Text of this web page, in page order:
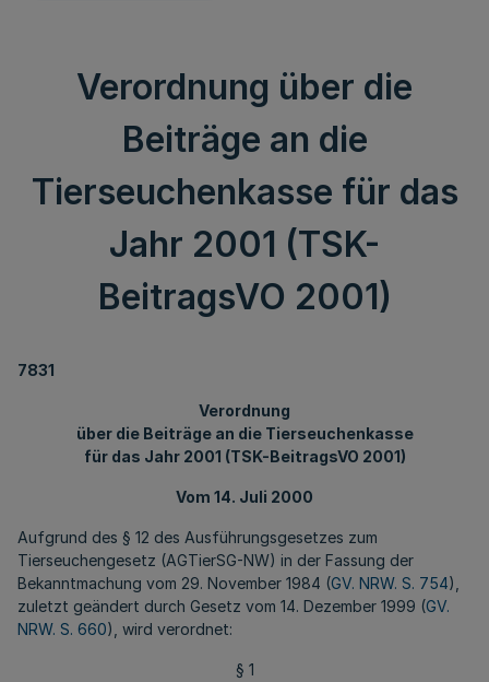
Verordnung über die
Beiträge an die
Tierseuchenkasse für das
Jahr 2001 (TSK-
BeitragsVO 2001)
7831
Verordnung
über die Beiträge an die Tierseuchenkasse
für das Jahr 2001 (TSK-BeitragsVO 2001)
Vom 14. Juli 2000
Aufgrund des § 12 des Ausführungsgesetzes zum
Tierseuchengesetz (AGTierSG-NW) in der Fassung der
Bekanntmachung vom 29. November 1984 (GV. NRW. S. 754),
zuletzt geändert durch Gesetz vom 14. Dezember 1999 (GV.
NRW. S. 660), wird verordnet:
§ 1